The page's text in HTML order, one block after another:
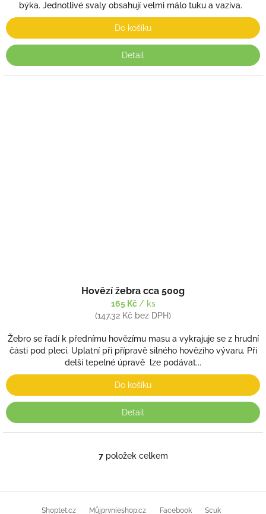
býka. Jednotlivé svaly obsahují velmi málo tuku a vaziva.
Do košíku
Detail
Hovězí žebra cca 500g
165 Kč / ks
(147,32 Kč bez DPH)
Žebro se řadí k přednímu hovězímu masu a vykrajuje se z hrudní
části pod plecí. Uplatní při přípravě silného hovězího vývaru. Při
delší tepelné úpravě lze podávat...
Do košíku
Detail
O
á
d
7položek celkem
Shoptet.cz Můjprvníeshop.cz Facebook Scuk